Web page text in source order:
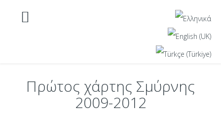
Πρώτος χάρτης Σμύρνης
2009-2012